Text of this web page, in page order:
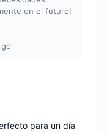
en el futuro!
para un día